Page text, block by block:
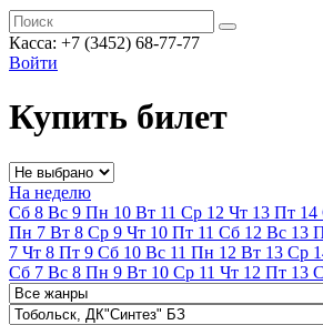
Касса: +7 (3452) 68-77-77
Войти
Купить билет
На неделю
Сб 8 Вс 9 Пн 10 Вт 11 Ср 12 Чт 13 Пт 14
Пн 7 Вт 8 Ср 9 Чт 10 Пт 11 Сб 12 Вс 13
7 Чт 8 Пт 9 Сб 10 Вс 11 Пн 12 Вт 13 Ср
Сб 7 Вс 8 Пн 9 Вт 10 Ср 11 Чт 12 Пт 13